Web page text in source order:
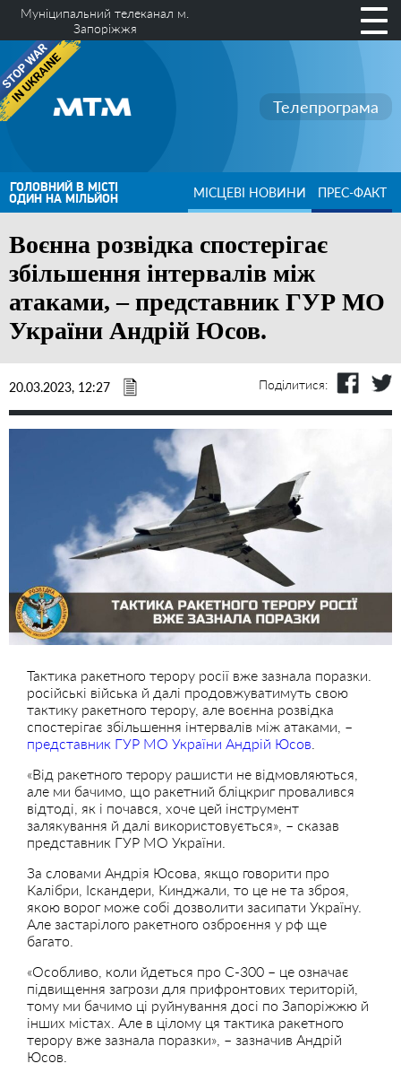
Муніципальний телеканал м.
Запоріжжя
Телепрограма
ГОЛОВНИЙ В МІСТІ
ОДИН НА МІЛЬЙОН МІСЦЕВІ НОВИНИ ПРЕС-ФАКТ
Воєнна розвідка спостерігає
збільшення інтервалів між
атаками, – представник ГУР МО
України Андрій Юсов.
20.03.2023, 12:27 Поділитися:
Тактика ракетного терору росії вже зазнала поразки.
російські війська й далі продовжуватимуть свою
тактику ракетного терору, але воєнна розвідка
спостерігає збільшення інтервалів між атаками, –
представник ГУР МО України Андрій Юсов
«Від ракетного терору рашисти не відмовляються,
але ми бачимо, що ракетний бліцкриг провалився
відтоді, як і почався, хоче цей інструмент
залякування й далі використовується», – сказав
представник ГУР МО України.
За словами Андрія Юсова, якщо говорити про
Калібри, Іскандери, Кинджали, то це не та зброя,
якою ворог може собі дозволити засипати Україну.
Але застарілого ракетного озброєння у рф ще
багато.
«Особливо, коли йдеться про С-300 – це означає
підвищення загрози для прифронтових територій,
тому ми бачимо ці руйнування досі по Запоріжжю й
інших містах. Але в цілому ця тактика ракетного
терору вже зазнала поразки», – зазначив Андрій
Юсов.